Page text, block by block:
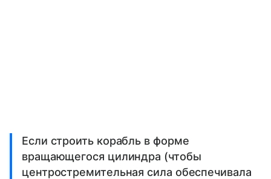
Если строить корабль в форме
вращающегося цилиндра (чтобы
центростремительная сила обеспечивала